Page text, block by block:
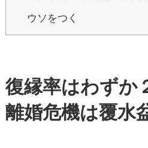
ウソをつく
復縁率はわずか
離婚危機は覆水